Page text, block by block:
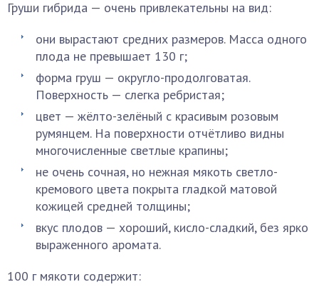
Груши гибрида — очень привлекательны на вид:
они вырастают средних размеров. Масса одного
плода не превышает 130 г;
форма груш — округло-продолговатая.
Поверхность — слегка ребристая;
цвет — жёлто-зелёный с красивым розовым
румянцем. На поверхности отчётливо видны
многочисленные светлые крапины;
не очень сочная, но нежная мякоть светло-
кремового цвета покрыта гладкой матовой
кожицей средней толщины;
вкус плодов — хороший, кисло-сладкий, без ярко
выраженного аромата.
100 г мякоти содержит: